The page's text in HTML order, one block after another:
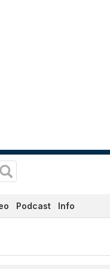
Podcast Info